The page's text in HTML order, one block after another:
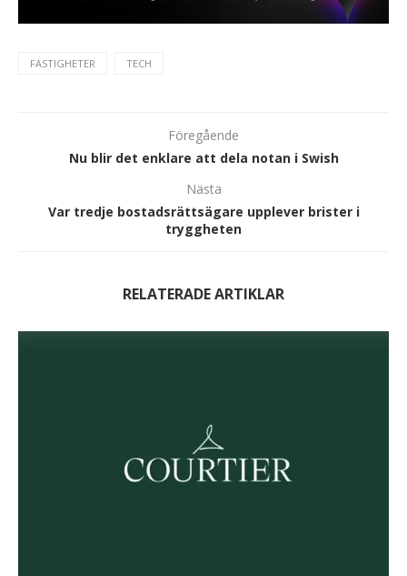
FASTIGHETER TECH
Föregående
Nu blir det enklare att dela notan i Swish
Nästa
Var tredje bostadsrättsägare upplever brister i
tryggheten
RELATERADE ARTIKLAR